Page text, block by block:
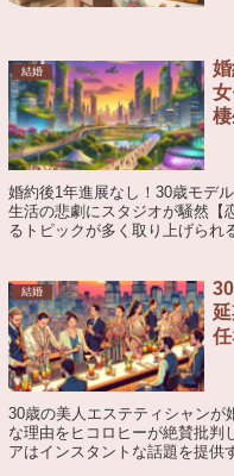
結婚
婚約後1年進展なし！30歳モデ
生活の悲劇にスタジオが騒然【
るトピックが多く取り上げられ
結婚
30歳の美人エステティシャンが
な理由をヒコロヒーが絶賛批判
アはインスタントな話題を提供